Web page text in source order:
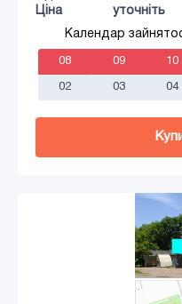
Ціна
уточніть
Календар
08 09 10
02 03 04